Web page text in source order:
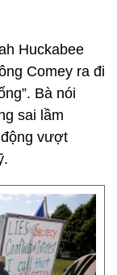
Huckabee
Comey ra đi
Bà nói
sai lầm
vượt